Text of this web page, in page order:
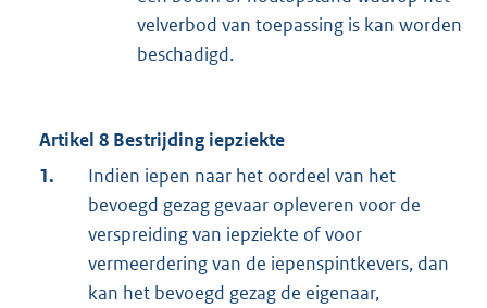
velverbod van toepassing is kan worden
beschadigd.
Artikel 8 Bestrijding iepziekte
1.
Indien iepen naar het oordeel van het
bevoegd gezag gevaar opleveren voor de
verspreiding van iepziekte of voor
vermeerdering van de iepenspintkevers, dan
kan het bevoegd gezag de eigenaar,